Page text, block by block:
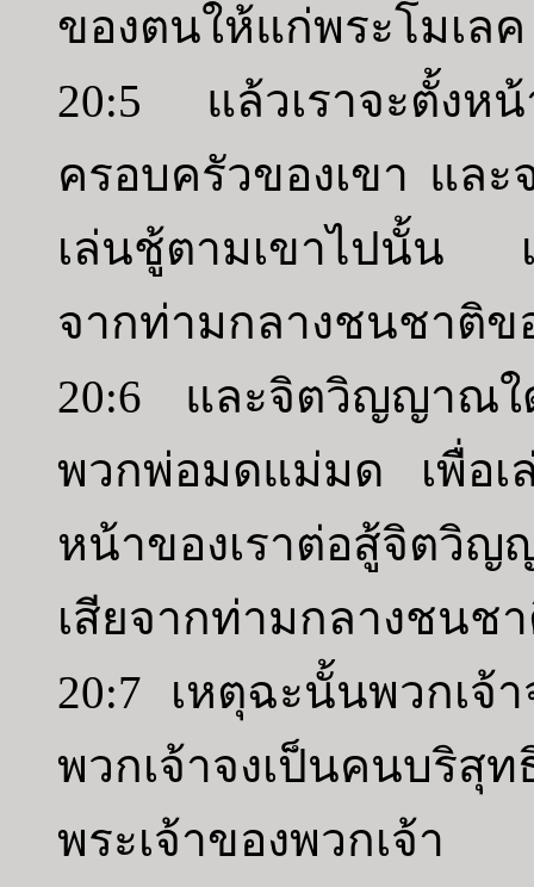
ของตนให้แก่พระโมเล
20:5 แล้วเราจะตั้งห
ครอบครัวของเขา แล
เล่นชู้ตามเขาไปนั้น เ
จากท่ามกลางชนชาติข
20:6 และจิตวิญญาณ
พวกพ่อมดแม่มด เพื่อเ
หน้าของเราต่อสู้จิต
เสียจากท่ามกลางชนช
20:7 เหตุฉะนั้นพวกเจ้
พวกเจ้าจงเป็นคนบริสุท
พระเจ้าของพวกเจ้า